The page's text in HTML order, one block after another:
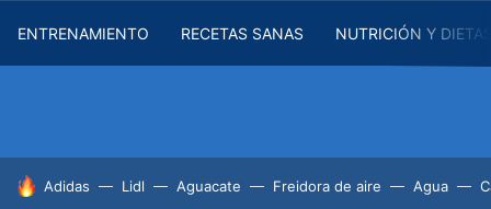
ENTRENAMIENTO RECETAS SANAS NUTRICIÓN Y
HOY SE HABLA DE
Adidas Lidl Aguacate Freidora de aire Agua